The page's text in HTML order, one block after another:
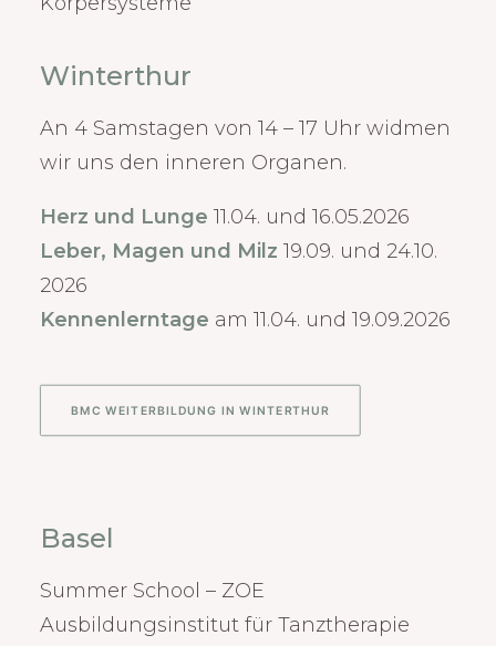
Winterthur
An 4 Samstagen von 14 – 17 Uhr widmen
wir uns den inneren Organen.
Herz und Lunge 11.04. und 16.05.2026
Leber, Magen und Milz 19.09. und 24.10.
2026
Kennenlerntage am 11.04. und 19.09.2026
BMC WEITERBILDUNG IN WINTERTHUR
Basel
Summer School – ZOE
Ausbildungsinstitut für Tanztherapie